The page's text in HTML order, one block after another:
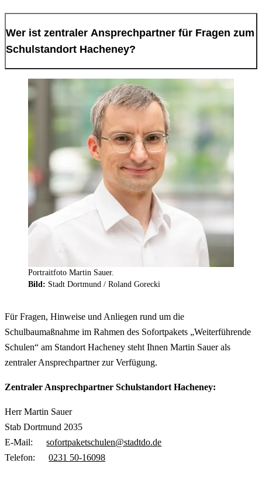
Wer ist zentraler Ansprechpartner für Fragen zum
Schulstandort Hacheney?
Portraitfoto Martin Sauer.
Bild: Stadt Dortmund / Roland Gorecki
Für Fragen, Hinweise und Anliegen rund um die
Schulbaumaßnahme im Rahmen des Sofortpakets „Weiterführende
Schulen“ am Standort Hacheney steht Ihnen Martin Sauer als
zentraler Ansprechpartner zur Verfügung.
Zentraler Ansprechpartner Schulstandort Hacheney:
Herr Martin Sauer
Stab Dortmund 2035
E-Mail:
sofortpaketschulen@stadtdo.de
Telefon:
0231 50-16098